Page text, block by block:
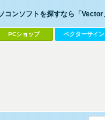
コンソフトを探すなら「Vector
PCショップ ベクターサイン